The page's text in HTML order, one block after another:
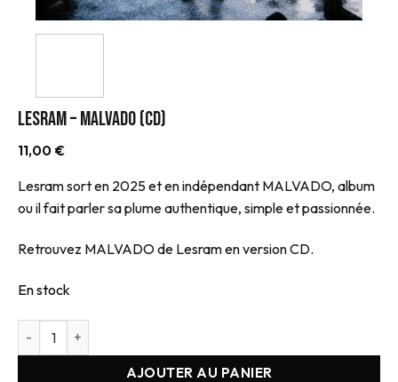
Lesram – MALVADO (CD)
11,00 €
Lesram sort en 2025 et en indépendant MALVADO, album
ou il fait parler sa plume authentique, simple et passionnée.
Retrouvez MALVADO de Lesram en version CD.
En stock
AJOUTER AU PANIER